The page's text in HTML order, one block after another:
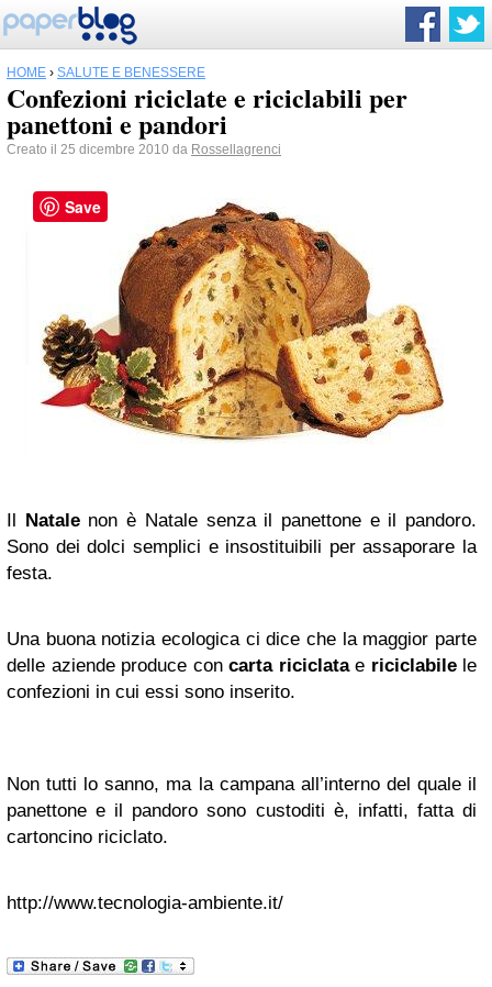
HOME › SALUTE E BENESSERE
Confezioni riciclate e riciclabili per
panettoni e pandori
Creato il 25 dicembre 2010 da Rossellagrenci
Il Natalenon è Natale senza il panettone e il pandoro.
Sono dei dolci semplici e insostituibili per assaporare la
festa.
Una buona notizia ecologica ci dice che la maggior parte
delle aziende produce con carta riciclatae riciclabilele
confezioni in cui essi sono inserito.
Non tutti lo sanno, ma la campana all’interno del quale il
panettone e il pandoro sono custoditi è, infatti, fatta di
cartoncino riciclato.
http://www.tecnologia-ambiente.it/
Save